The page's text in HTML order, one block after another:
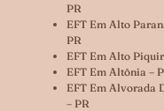
PR
EFT Em Alto
PR
EFT Em Alto
EFT Em Altônia –
EFT Em Alvorada
– PR